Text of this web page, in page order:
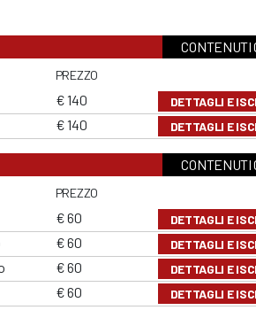
CONTENUTI
PREZZO
€ 140 DETTAGLI E
€ 140 DETTAGLI E
CONTENUTI
PREZZO
€ 60 DETTAGLI E
€ 60 DETTAGLI E
€ 60 DETTAGLI E
€ 60 DETTAGLI E